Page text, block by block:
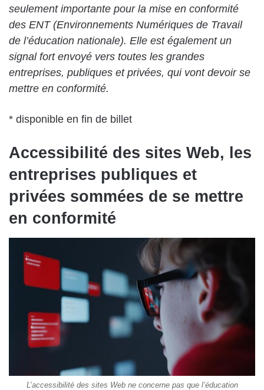
seulement importante pour la mise en conformité
des ENT (Environnements Numériques de Travail
de l’éducation nationale). Elle est également un
signal fort envoyé vers toutes les grandes
entreprises, publiques et privées, qui vont devoir se
mettre en conformité.
* disponible en fin de billet
Accessibilité des sites Web, les
entreprises publiques et
privées sommées de se mettre
en conformité
L’accessibilité des sites Web ne concerne pas que l’éducation